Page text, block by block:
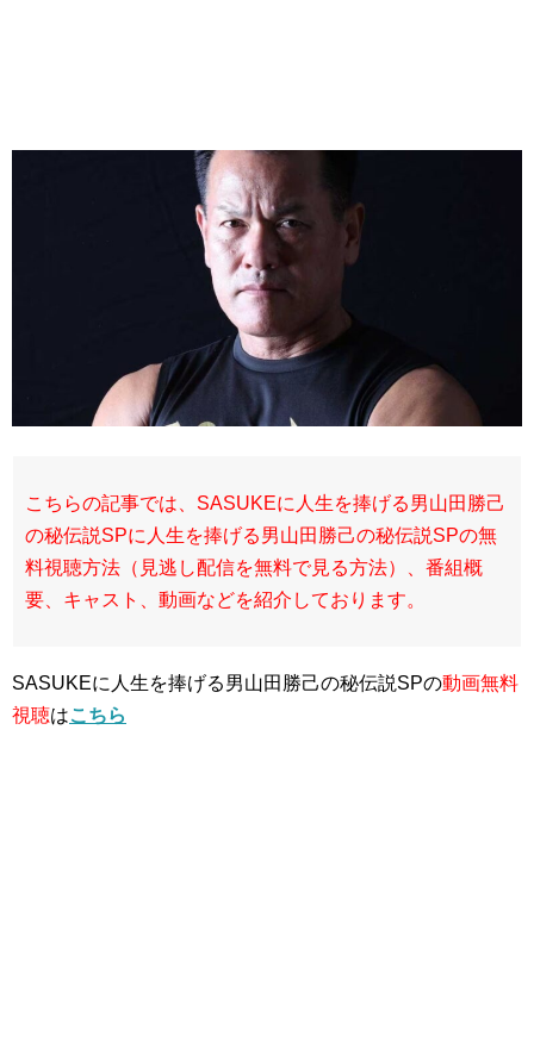
こちらの記事では、SASUKEに人生を捧げる男山田勝己
の秘伝説SPに人生を捧げる男山田勝己の秘伝説SPの無
料視聴方法（見逃し配信を無料で見る方法）、番組概
要、キャスト、動画などを紹介しております。
SASUKEに人生を捧げる男山田勝己の秘伝説SPの動画無料
視聴はこちら